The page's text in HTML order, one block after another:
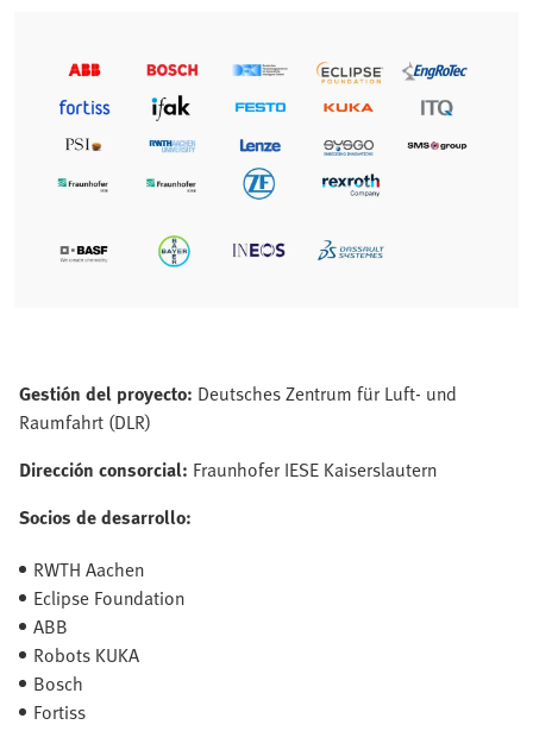
Gestión del proyecto: Deutsches Zentrum für Luft- und
Raumfahrt (DLR)
Dirección consorcial: Fraunhofer IESE Kaiserslautern
Socios de desarrollo:
RWTH Aachen
Eclipse Foundation
ABB
Robots KUKA
Bosch
Fortiss